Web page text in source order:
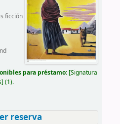
ficción
para préstamo: Signatura
(1).
reserva